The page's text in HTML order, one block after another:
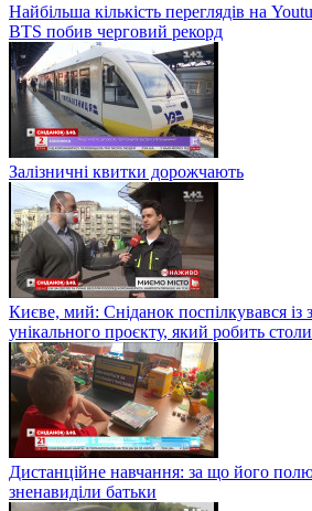
Найбільша кількість переглядів на
BTS побив черговий рекорд
Залізничні квитки дорожчають
Києве, мий: Сніданок поспілкувався із
унікального проєкту, який робить
Дистанційне навчання: за що його
зненавиділи батьки